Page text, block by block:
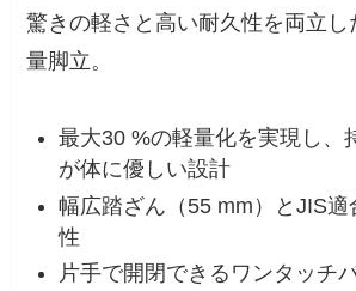
驚きの軽さと高い耐久性を両立し
量脚立。
最大30 %の軽量化を実現し、
が体に優しい設計
幅広踏ざん（55 mm）とJIS適
性
片手で開閉できるワンタッチ